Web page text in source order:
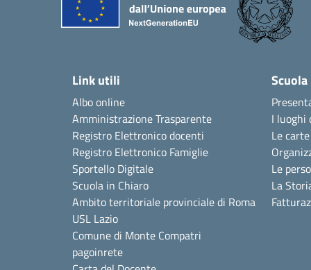
Link utili
Albo online
Amministrazione Trasparente
Registro Elettronico docenti
Registro Elettronico Famiglie
Sportello Digitale
Scuola in Chiaro
Ambito territoriale provinciale di Roma
USL Lazio
Comune di Monte Compatri
pagoinrete
Scuola
I luoghi
Le
Le
La